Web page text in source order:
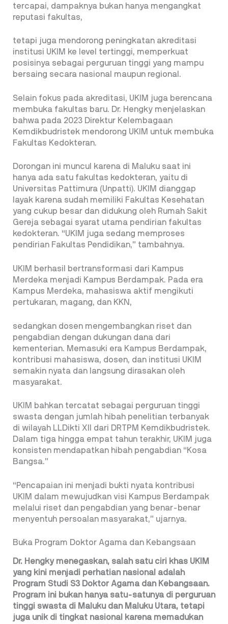
tercapai, dampaknya bukan hanya mengangkat
reputasi fakultas,
tetapi juga mendorong peningkatan akreditasi
institusi UKIM ke level tertinggi, memperkuat
posisinya sebagai perguruan tinggi yang mampu
bersaing secara nasional maupun regional.
Selain fokus pada akreditasi, UKIM juga berencana
membuka fakultas baru. Dr. Hengky menjelaskan
bahwa pada 2023 Direktur Kelembagaan
Kemdikbudristek mendorong UKIM untuk membuka
Fakultas Kedokteran.
Dorongan ini muncul karena di Maluku saat ini
hanya ada satu fakultas kedokteran, yaitu di
Universitas Pattimura (Unpatti). UKIM dianggap
layak karena sudah memiliki Fakultas Kesehatan
yang cukup besar dan didukung oleh Rumah Sakit
Gereja sebagai syarat utama pendirian fakultas
kedokteran. “UKIM juga sedang memproses
pendirian Fakultas Pendidikan,” tambahnya.
UKIM berhasil bertransformasi dari Kampus
Merdeka menjadi Kampus Berdampak. Pada era
Kampus Merdeka, mahasiswa aktif mengikuti
pertukaran, magang, dan KKN,
sedangkan dosen mengembangkan riset dan
pengabdian dengan dukungan dana dari
kementerian. Memasuki era Kampus Berdampak,
kontribusi mahasiswa, dosen, dan institusi UKIM
semakin nyata dan langsung dirasakan oleh
masyarakat.
UKIM bahkan tercatat sebagai perguruan tinggi
swasta dengan jumlah hibah penelitian terbanyak
di wilayah LLDikti XII dari DRTPM Kemdikbudristek.
Dalam tiga hingga empat tahun terakhir, UKIM juga
konsisten mendapatkan hibah pengabdian “Kosa
Bangsa.”
“Pencapaian ini menjadi bukti nyata kontribusi
UKIM dalam mewujudkan visi Kampus Berdampak
melalui riset dan pengabdian yang benar-benar
menyentuh persoalan masyarakat,” ujarnya.
Buka Program Doktor Agama dan Kebangsaan
Dr. Hengky menegaskan, salah satu ciri khas UKIM
yang kini menjadi perhatian nasional adalah
Program Studi S3 Doktor Agama dan Kebangsaan.
Program ini bukan hanya satu-satunya di perguruan
tinggi swasta di Maluku dan Maluku Utara, tetapi
juga unik di tingkat nasional karena memadukan